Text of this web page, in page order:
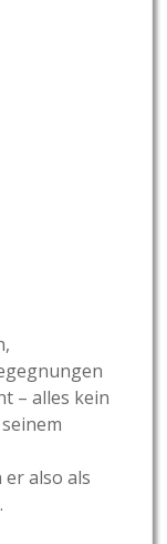
– alles kein
also als